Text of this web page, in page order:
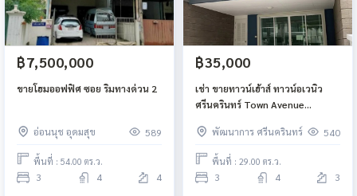
฿7,500,000
ขายโฮมออฟฟิศ ซอย ริมทางด่วน 2
อ่อนนุช อุดมสุข 589
พื้นที่ : 54.00 ตร.ว.
3 4 4
฿35,000
เช่า ขายทาวน์เฮ้าส์ ทาวน์อเวนิว
ศรีนครินทร์ Town Avenue
พัฒนาการ ศรีนครินทร์
540
พื้นที่ : 29.00 ตร.ว.
3 4 3